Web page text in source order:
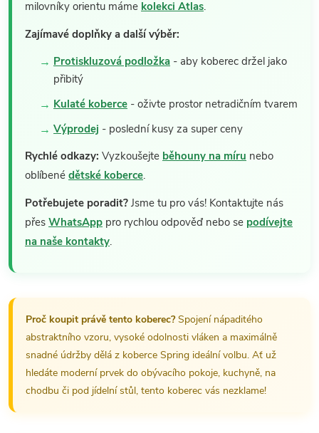
milovníky orientu máme kolekci Atlas.
Zajímavé doplňky a další výběr:
Protiskluzová podložka - aby koberec držel jako
přibitý
Kulaté koberce - oživte prostor netradičním tvarem
Výprodej - poslední kusy za super ceny
Rychlé odkazy: Vyzkoušejte běhouny na míru nebo
oblíbené dětské koberce.
Potřebujete poradit? Jsme tu pro vás! Kontaktujte nás
přes WhatsApp pro rychlou odpověď nebo se podívejte
na naše kontakty.
Proč koupit právě tento koberec?Spojení nápaditého
abstraktního vzoru, vysoké odolnosti vláken a maximálně
snadné údržby dělá z koberce Spring ideální volbu. Ať už
hledáte moderní prvek do obývacího pokoje, kuchyně, na
chodbu či pod jídelní stůl, tento koberec vás nezklame!